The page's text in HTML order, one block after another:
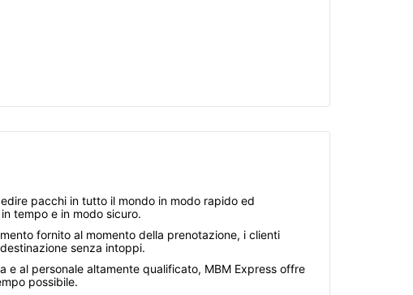
pacchi in tutto il mondo in modo rapido ed
tempo e in modo sicuro.
fornito al momento della prenotazione, i clienti
senza intoppi.
e al personale altamente qualificato, MBM Express offre
possibile.